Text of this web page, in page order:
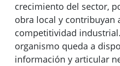
crecimiento del sector,
obra local y contribuyan
competitividad
organismo queda a
información y articular